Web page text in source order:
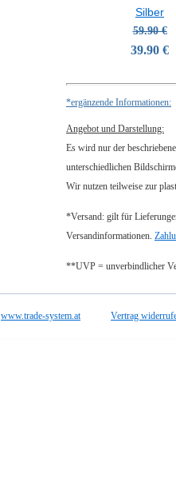
Silber
59.90 €
39.90 €
*ergänzende Informationen:
Angebot und Darstellung:
Es wird nur der
unterschiedlichen
Wir nutzen teilweise zur
*Versand: gilt für
Versandinformationen.
**UVP = unverbindlicher
www.trade-system.at Vertrag